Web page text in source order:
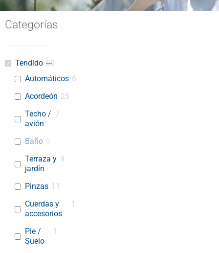
Categorías
Tendido 60
Automáticos 6
Acordeón 25
Techo /
avión
7
Baño 0
Terraza y
jardín
9
Pinzas 11
Cuerdas y
accesorios
1
Pie /
Suelo
1